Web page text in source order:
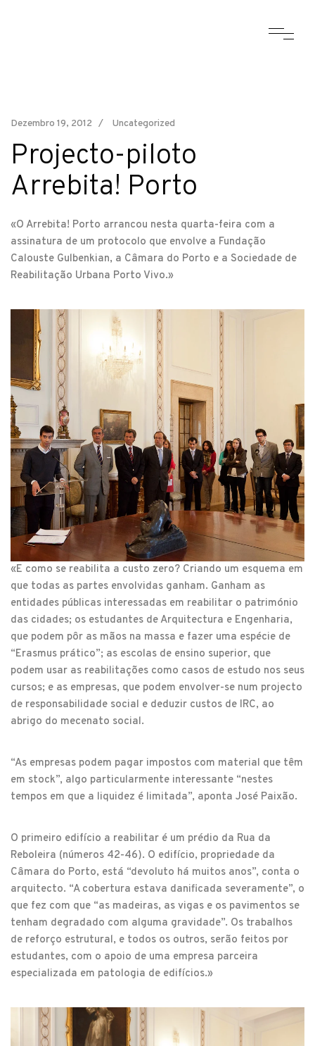
Dezembro 19, 2012 Uncategorized
Projecto-piloto
Arrebita! Porto
«O Arrebita! Porto arrancou nesta quarta-feira com a
assinatura de um protocolo que envolve a Fundação
Calouste Gulbenkian, a Câmara do Porto e a Sociedade de
Reabilitação Urbana Porto Vivo.»
«E como se reabilita a custo zero? Criando um esquema em
que todas as partes envolvidas ganham. Ganham as
entidades públicas interessadas em reabilitar o património
das cidades; os estudantes de Arquitectura e Engenharia,
que podem pôr as mãos na massa e fazer uma espécie de
“Erasmus prático”; as escolas de ensino superior, que
podem usar as reabilitações como casos de estudo nos seus
cursos; e as empresas, que podem envolver-se num projecto
de responsabilidade social e deduzir custos de IRC, ao
abrigo do mecenato social.
“As empresas podem pagar impostos com material que têm
em stock”, algo particularmente interessante “nestes
tempos em que a liquidez é limitada”, aponta José Paixão.
O primeiro edifício a reabilitar é um prédio da Rua da
Reboleira (números 42-46). O edifício, propriedade da
Câmara do Porto, está “devoluto há muitos anos”, conta o
arquitecto. “A cobertura estava danificada severamente”, o
que fez com que “as madeiras, as vigas e os pavimentos se
tenham degradado com alguma gravidade”. Os trabalhos
de reforço estrutural, e todos os outros, serão feitos por
estudantes, com o apoio de uma empresa parceira
especializada em patologia de edifícios.»